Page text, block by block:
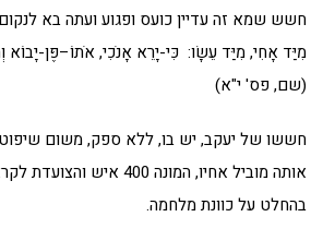
חשש שמא זה עדיין כועס ופגוע ועתה בא לנקום
מִיַּד אָחִי, מִיַּד עֵשָׂו: כִּי-יָרֵא אָנֹכִי, אֹתוֹ–פֶּן-יָבוֹא
(שם, פס' י"א)
חששו של יעקב, יש בו, ללא ספק, משום שיפוט
אותה מוביל אחיו, המונה 400
בהחלט על כוונת מלחמה.